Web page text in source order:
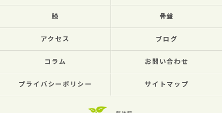
膝 骨盤
アクセス ブログ
コラム お問い合わせ
プライバシーポリシー サイトマップ